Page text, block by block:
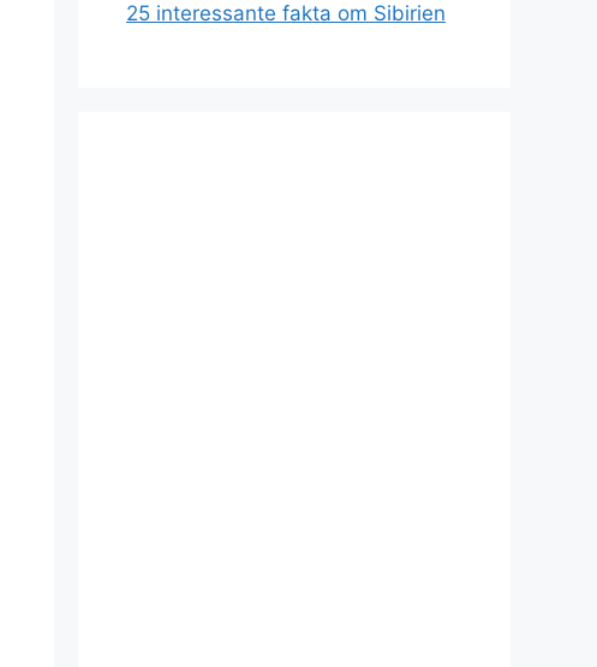
25 interessante fakta om Sibirien